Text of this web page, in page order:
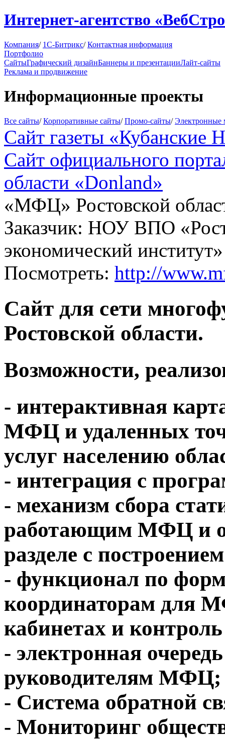
Интернет-агентство
Компания/ 1C-Битрикс/ Контактная информация
Портфолио
СайтыГрафический дизайнБаннеры и презентацииЛайт-сайты
Реклама и продвижение
Информационные проекты
Все сайты/ Корпоративные сайты/ Промо-сайты/ Электронные
Сайт газеты «Кубанские
Сайт официального
области «Donland»
«МФЦ» Ростовской
Заказчик: НОУ ВПО
экономический институт»
Посмотреть: http://
Сайт для сети
Ростовской области.
Возможности,
- интерактивная
МФЦ и удаленных
услуг населению
- интеграция с
- механизм сбора
работающим МФЦ и
разделе с
- функционал по
координаторам для
кабинетах и
- электронная
руководителям МФЦ;
- Система обратной
- Мониторинг